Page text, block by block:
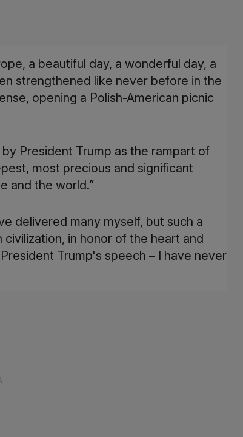
a beautiful day, a wonderful day, a
strengthened like never before in the
opening a Polish-American picnic
President Trump as the rampart of
most precious and significant
and the world.”
delivered many myself, but such a
in honor of the heart and
Trump's speech – I have never